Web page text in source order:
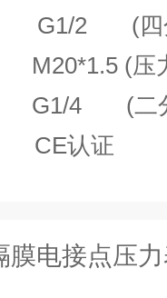
2 (四分
压力表
分管
证
膜电接点压